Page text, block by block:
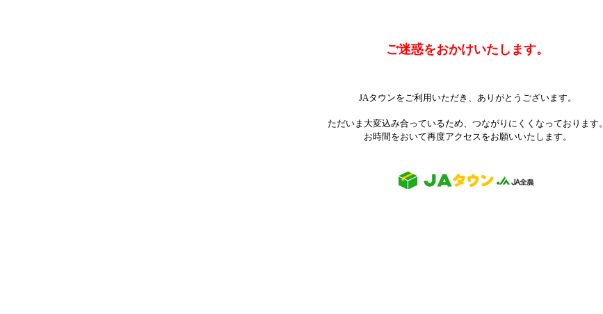
ご迷惑をおかけいたします。
JAタウンをご利用いただき、ありがとうございます。
ただいま大変込み合っているため、つながりにくくなっております。
お時間をおいて再度アクセスをお願いいたします。